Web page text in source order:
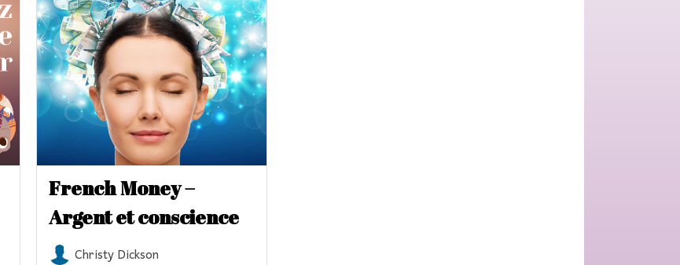
French Money –
Argent et conscience
Christy Dickson